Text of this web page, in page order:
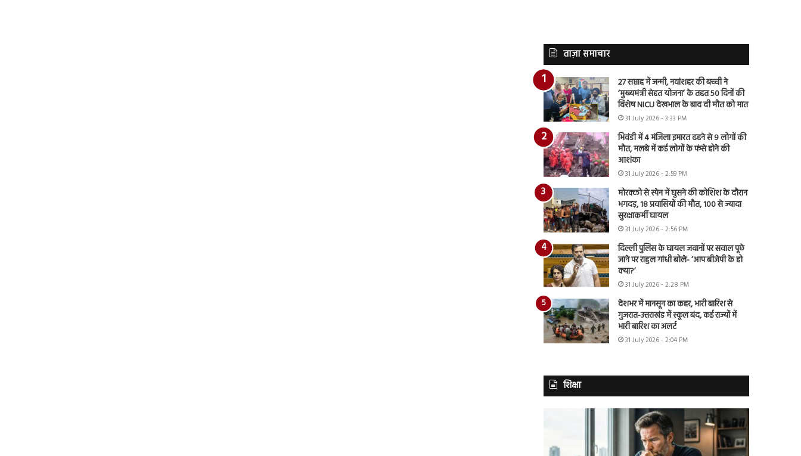
ताज़ा समाचार
27 सप्ताह में जन्मी, नवांशहर की बच्ची ने
‘मुख्यमंत्री सेहत योजना’ के तहत 50 दिनों की
विशेष NICU देखभाल के बाद दी मौत को मात
31 July 2026 - 3:33 PM
भिवंडी में 4 मंजिला इमारत ढहने से 9 लोगों की
मौत, मलबे में कई लोगों के फंसे होने की
आशंका
31 July 2026 - 2:59 PM
मोरक्को से स्पेन में घुसने की कोशिश के दौरान
भगदड़, 18 प्रवासियों की मौत, 100 से ज्यादा
सुरक्षाकर्मी घायल
31 July 2026 - 2:56 PM
दिल्ली पुलिस के घायल जवानों पर सवाल पूछे
जाने पर राहुल गांधी बोले- ‘आप बीजेपी के हो
क्या?’
31 July 2026 - 2:28 PM
देशभर में मानसून का कहर, भारी बारिश से
गुजरात-उत्तराखंड में स्कूल बंद, कई राज्यों में
भारी बारिश का अलर्ट
31 July 2026 - 2:04 PM
शिक्षा